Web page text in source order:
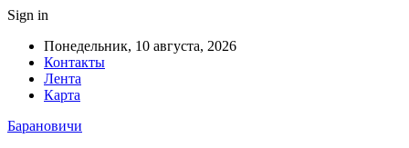
Sign in
Понедельник, 10 августа, 2026
Контакты
Лента
Карта
Барановичи